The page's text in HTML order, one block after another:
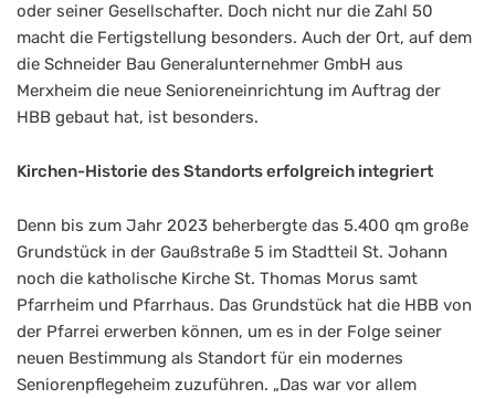
oder seiner Gesellschafter. Doch nicht nur die Zahl 50
macht die Fertigstellung besonders. Auch der Ort, auf dem
die Schneider Bau Generalunternehmer GmbH aus
Merxheim die neue Senioreneinrichtung im Auftrag der
HBB gebaut hat, ist besonders.
Kirchen-Historie des Standorts erfolgreich integriert
Denn bis zum Jahr 2023 beherbergte das 5.400 qm große
Grundstück in der Gaußstraße 5 im Stadtteil St. Johann
noch die katholische Kirche St. Thomas Morus samt
Pfarrheim und Pfarrhaus. Das Grundstück hat die HBB von
der Pfarrei erwerben können, um es in der Folge seiner
neuen Bestimmung als Standort für ein modernes
Seniorenpflegeheim zuzuführen. „Das war vor allem